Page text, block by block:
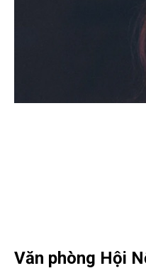
Văn phòng Hội